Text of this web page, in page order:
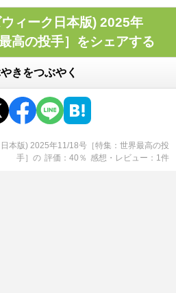
ィーク日本版) 2025年
高の投手］をシェアする
きをつぶやく
本版) 2025年11/18号［特集：世界最高の投
手］ の 評価 40 ％ 感想・レビュー 1件